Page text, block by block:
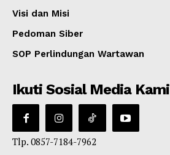
Visi dan Misi
Pedoman Siber
SOP Perlindungan Wartawan
Ikuti Sosial Media Kami
Tlp. 0857-7184-7962